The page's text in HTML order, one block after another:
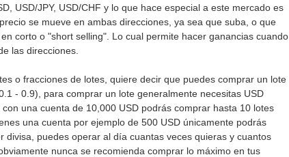
USD/JPY, USD/CHF y lo que hace especial a este mercado es
se mueve en ambas direcciones, ya sea que suba, o que
corto o "short selling". Lo cual permite hacer ganancias cuando
las direcciones.
o fracciones de lotes, quiere decir que puedes comprar un lote
- 0.9), para comprar un lote generalmente necesitas USD
una cuenta de 10,000 USD podrás comprar hasta 10 lotes
una cuenta por ejemplo de 500 USD únicamente podrás
divisa, puedes operar al día cuantas veces quieras y cuantos
nunca se recomienda comprar lo máximo en tus